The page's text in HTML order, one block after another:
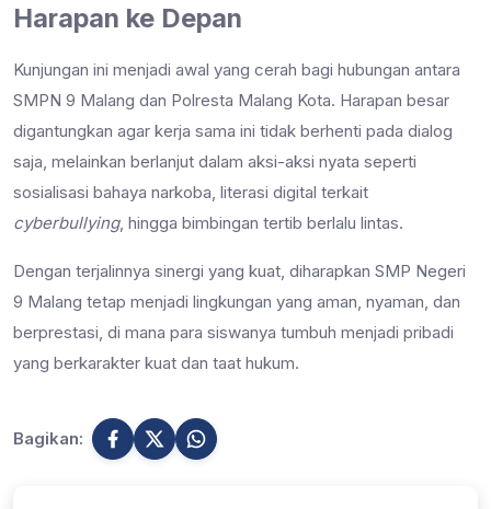
Harapan ke Depan
Kunjungan ini menjadi awal yang cerah bagi hubungan antara
SMPN 9 Malang dan Polresta Malang Kota. Harapan besar
digantungkan agar kerja sama ini tidak berhenti pada dialog
saja, melainkan berlanjut dalam aksi-aksi nyata seperti
sosialisasi bahaya narkoba, literasi digital terkait
cyberbullying, hingga bimbingan tertib berlalu lintas.
Dengan terjalinnya sinergi yang kuat, diharapkan SMP Negeri
9 Malang tetap menjadi lingkungan yang aman, nyaman, dan
berprestasi, di mana para siswanya tumbuh menjadi pribadi
yang berkarakter kuat dan taat hukum.
Bagikan: